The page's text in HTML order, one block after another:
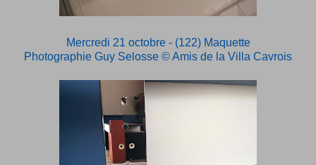
Mercredi 21 octobre - (122) Maquette
Photographie Guy Selosse © Amis de la Villa Cavrois